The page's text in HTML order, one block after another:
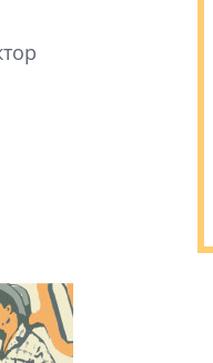
опыт Bonava, но мы
компания»